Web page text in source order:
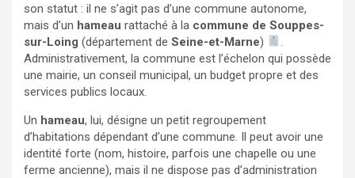
son statut : il ne s’agit pas d’une commune autonome,
mais d’un hameau rattaché à la commune de Souppes-
sur-Loing (département de Seine-et-Marne)
.
Administrativement, la commune est l’échelon qui possède
une mairie, un conseil municipal, un budget propre et des
services publics locaux.
Un hameau, lui, désigne un petit regroupement
d’habitations dépendant d’une commune. Il peut avoir une
identité forte (nom, histoire, parfois une chapelle ou une
ferme ancienne), mais il ne dispose pas d’administration